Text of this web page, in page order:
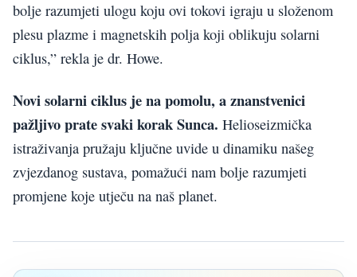
bolje razumjeti ulogu koju ovi tokovi igraju u složenom
plesu plazme i magnetskih polja koji oblikuju solarni
ciklus,” rekla je dr. Howe.
Novi solarni ciklus je na pomolu, a znanstvenici
pažljivo prate svaki korak Sunca. Helioseizmička
istraživanja pružaju ključne uvide u dinamiku našeg
zvjezdanog sustava, pomažući nam bolje razumjeti
promjene koje utječu na naš planet.